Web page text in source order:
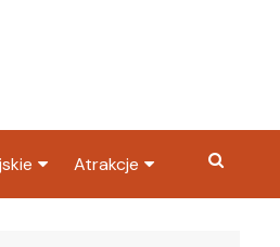
Atrakcje